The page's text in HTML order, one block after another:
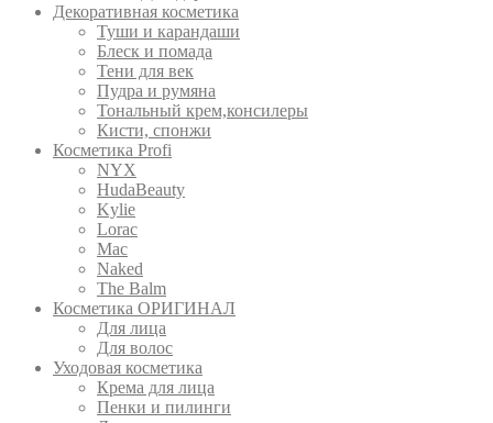
Декоративная косметика
Туши и карандаши
Блеск и помада
Тени для век
Пудра и румяна
Тональный крем,консилеры
Кисти, спонжи
Косметика Profi
NYX
HudaBeauty
Kylie
Lorac
Mac
Nаked
The Balm
Косметика ОРИГИНАЛ
Для лица
Для волос
Уходовая косметика
Крема для лица
Пенки и пилинги